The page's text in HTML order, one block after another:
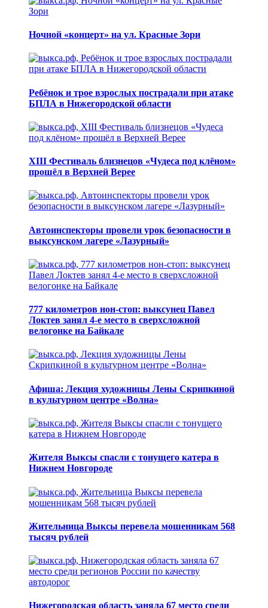
Ночной «концерт» на ул. Красные Зори
Ребёнок и трое взрослых пострадали при атаке
БПЛА в Нижегородской области
XIII Фестиваль близнецов «Чудеса под клёном»
прошёл в Верхней Верее
Автоинспекторы провели урок безопасности в
выксунском лагере «Лазурный»
777 километров нон-стоп: выксунец Павел
Локтев занял 4-е место в сверхсложной
велогонке на Байкале
Афиша: Лекция художницы Лены Скрипкиной
в культурном центре «Волна»
Жителя Выксы спасли с тонущего катера в
Нижнем Новгороде
Жительница Выксы перевела мошенникам 568
тысяч рублей
Нижегородская область заняла 67 место среди